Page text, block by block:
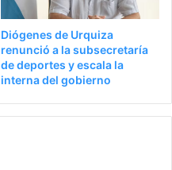
Diógenes de Urquiza
renunció a la subsecretaría
de deportes y escala la
interna del gobierno